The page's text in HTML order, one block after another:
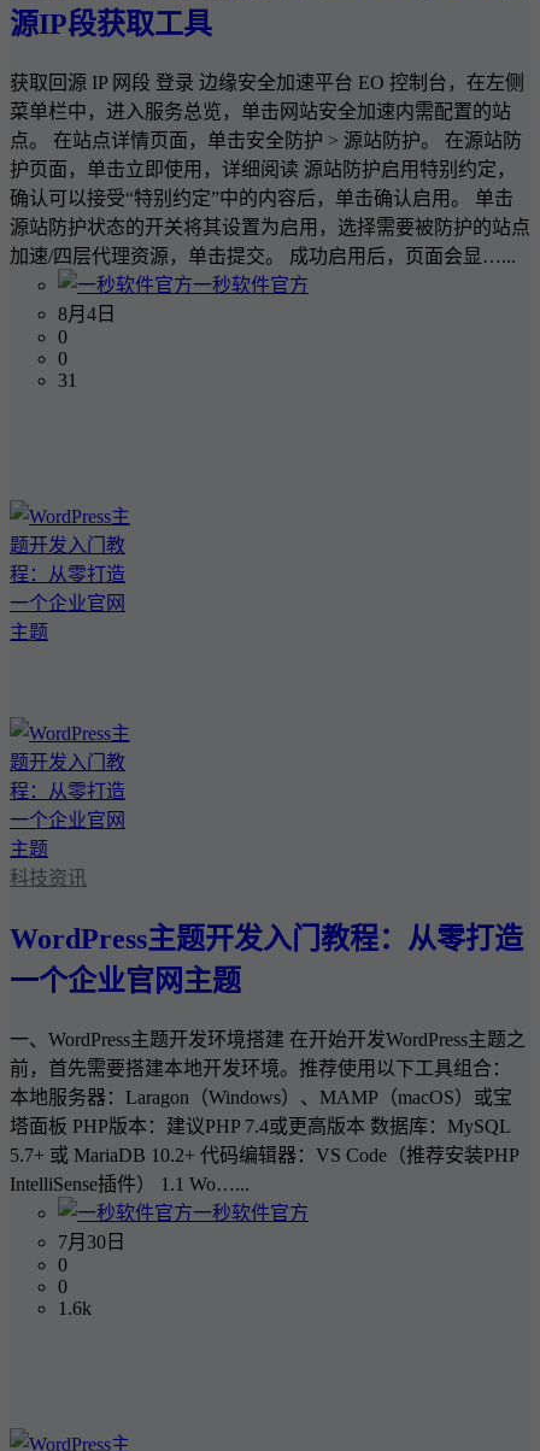
源IP段获取工具
获取回源 IP 网段 登录 边缘安全加速平台 EO 控制台，在左侧
菜单栏中，进入服务总览，单击网站安全加速内需配置的站
点。 在站点详情页面，单击安全防护 > 源站防护。 在源站防
护页面，单击立即使用，详细阅读 源站防护启用特别约定，
确认可以接受“特别约定”中的内容后，单击确认启用。 单击
源站防护状态的开关将其设置为启用，选择需要被防护的站点
加速/四层代理资源，单击提交。 成功启用后，页面会显…...
一秒软件官方
8月4日
0
0
31
科技资讯
WordPress主题开发入门教程：从零打造
一个企业官网主题
一、WordPress主题开发环境搭建 在开始开发WordPress主题之
前，首先需要搭建本地开发环境。推荐使用以下工具组合：
本地服务器：Laragon（Windows）、MAMP（macOS）或宝
塔面板 PHP版本：建议PHP 7.4或更高版本 数据库：MySQL
5.7+ 或 MariaDB 10.2+ 代码编辑器：VS Code（推荐安装PHP
IntelliSense插件） 1.1 Wo…...
一秒软件官方
7月30日
0
0
1.6k